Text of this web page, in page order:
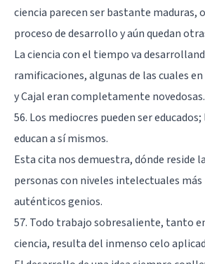
ciencia parecen ser bastante maduras,
proceso de desarrollo y aún quedan
La ciencia con el tiempo va
ramificaciones, algunas de las cuales
y Cajal eran completamente novedosas.
56. Los mediocres pueden ser
educan a sí mismos.
Esta cita nos demuestra, dónde reside
personas con niveles intelectuales
auténticos genios.
57. Todo trabajo sobresaliente, tanto
ciencia, resulta del inmenso celo